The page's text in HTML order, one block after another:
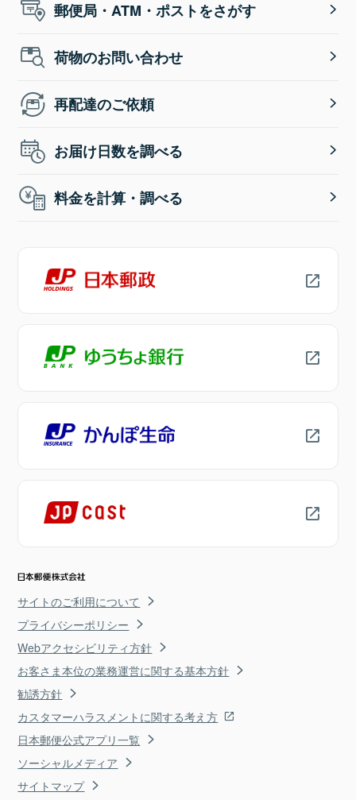
郵便局・ATM・ポストをさがす
荷物のお問い合わせ
再配達のご依頼
お届け日数を調べる
料金を計算・調べる
サイトのご利用について
プライバシーポリシー
Webアクセシビリティ方針
お客さま本位の業務運営に関する基本方針
勧誘方針
カスタマーハラスメントに関する考え方
日本郵便公式アプリ一覧
ソーシャルメディア
サイトマップ